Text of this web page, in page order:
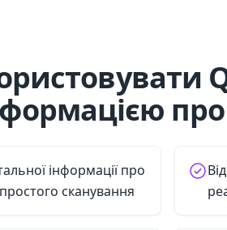
інформації про
сканування